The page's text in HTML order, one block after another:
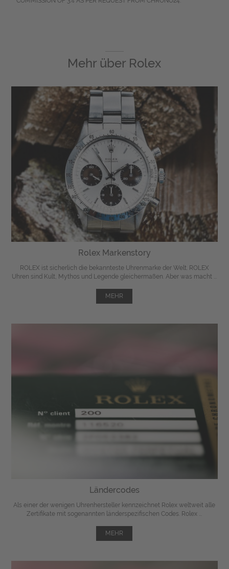
Mehr über Rolex
Rolex Markenstory
ROLEX ist sicherlich die bekannteste Uhrenmarke der Welt. ROLEX
Uhren sind Kult, Mythos und Legende gleichermaßen. Aber was macht ...
MEHR
Ländercodes
Als einer der wenigen Uhrenhersteller kennzeichnet Rolex weltweit alle
Zertifikate mit sogenannten länderspezifischen Codes. Rolex ...
MEHR